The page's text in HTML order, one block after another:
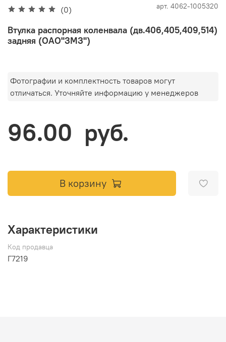
(0) арт. 4062-1005320
Втулка распорная коленвала (дв.406,405,409,514)
задняя (ОАО"ЗМЗ")
Фотографии и комплектность товаров могут
отличаться. Уточняйте информацию у менеджеров
96.00 руб.
В корзину
Характеристики
Код продавца
Г7219